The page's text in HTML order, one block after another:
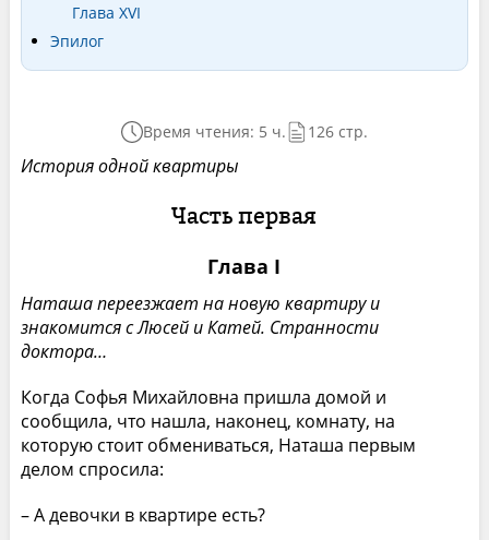
Глава XVI
Эпилог
Время чтения: 5 ч. 126 стр.
История одной квартиры
Часть первая
Глава I
Наташа переезжает на новую квартиру и
знакомится с Люсей и Катей. Странности
доктора…
Когда Софья Михайловна пришла домой и
сообщила, что нашла, наконец, комнату, на
которую стоит обмениваться, Наташа первым
делом спросила:
– А девочки в квартире есть?